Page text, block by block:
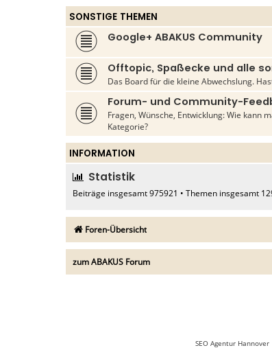
SONSTIGE THEMEN
Google+ ABAKUS Community
Offtopic, Spaßecke und alle
Das Board für die kleine Abwechslung.
Forum- und Community-
Fragen, Wünsche, Entwicklung: Wie kann
Kategorie?
INFORMATION
Statistik
Beiträge insgesamt975921 • Themen insgesamt
Foren-Übersicht
zum ABAKUS Forum
SEO Agentur Hannover